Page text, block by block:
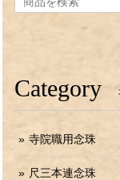
Category
寺院職用念珠
尺三本連念珠